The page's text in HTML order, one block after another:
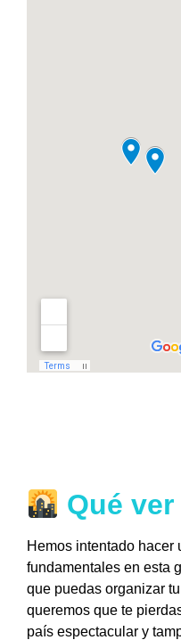
Qué
Hemos intentado hacer
fundamentales en esta
que puedas organizar
queremos que te
país espectacular y